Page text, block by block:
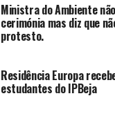
Ministra do Ambiente
cerimónia mas diz que
protesto.
Residência Europa
estudantes do IPBeja